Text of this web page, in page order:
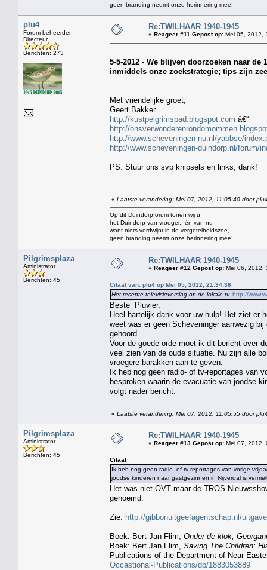
geen branding neemt onze herinnering mee!
plu4
Forum beheerder
Directeur
Berichten: 273
Re:TWILHAAR 1940-1945
« Reageer #11 Gepost op: Mei 05, 2012,
5-5-2012 - We blijven doorzoeken naar
inmiddels onze zoekstrategie; tips zijn
Met vriendelijke groet,
Geert Bakker
http://kustpelgrimspad.blogspot.com â€“
http://
http://www.scheveningen-nu.nl/yabbse/
http://www.scheveningen-duindorp.nl/forum/
PS: Stuur ons svp knipsels en links; dank!
« Laatste verandering: Mei 07, 2012, 11:05:40 door
Op dit Duindorpforum tonen wij u
het Duindorp van vroeger, én van nu
want niets verdwijnt in de vergetelheidszee,
geen branding neemt onze herinnering mee!
Pilgrimsplaza
Aministrator
Berichten: 45
Re:TWILHAAR 1940-1945
« Reageer #12 Gepost op: Mei 06, 2012,
Citaat van: plu4 op Mei 05, 2012, 21:34:36
Het recente televisieverslag op de lokale tv. http://
Beste Pluvier,
Heel hartelijk dank voor uw hulp! Het ziet er
weet was er geen Scheveninger aanwezig
gehoord.
Voor de goede orde moet ik dit bericht over
veel zien van de oude situatie. Nu zijn alle
vroegere barakken aan te geven.
Ik heb nog geen radio- of tv-reportages van
besproken waarin de evacuatie van joodse
volgt nader bericht.
« Laatste verandering: Mei 07, 2012, 11:05:55 door
Pilgrimsplaza
Aministrator
Berichten: 45
Re:TWILHAAR 1940-1945
« Reageer #13 Gepost op: Mei 07, 2012,
Citaat
Ik heb nog geen radio- of tv-reportages van vorige
joodse kinderen naar gastgezinnen in Nijverdal is
Het was niet OVT maar de TROS
genoemd.
Zie: http://gibbonuitgeefagentschap.nl/
Boek: Bert Jan Flim, Onder de klok,
Boek: Bert Jan Flim, Saving The Children:
Publications of the Department of Near
Occastional-Publications/dp/1883053889